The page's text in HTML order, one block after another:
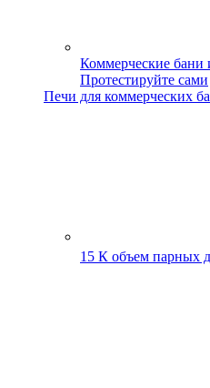
Коммерческие
Протестируйте сами
Печи для коммерческих
15 К объем парных